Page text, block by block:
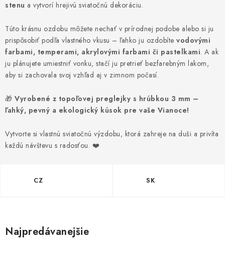
VŠETKO PRE TVORENIE
KVETY A LISTY
SVADBA
TIPY NA TVORENIE
Dopravné Kontaktujte nás
stenu a vytvorí hrejivú sviatočnú dekoráciu.
Túto krásnu ozdobu môžete nechať v prírodnej podobe alebo si ju
prispôsobiť podľa vlastného vkusu – ľahko ju ozdobíte vodovými
farbami, temperami, akrylovými farbami či pastelkami. A ak
ju plánujete umiestniť vonku, stačí ju pretrieť bezfarebným lakom,
aby si zachovala svoj vzhľad aj v zimnom počasí.
🎁 Vyrobené z topoľovej preglejky s hrúbkou 3 mm –
ľahký, pevný a ekologický kúsok pre vaše Vianoce!
Vytvorte si vlastnú sviatočnú výzdobu, ktorá zahreje na duši a privíta
každú návštevu s radosťou. ❤️
CZ SK
Najpredávanejšie